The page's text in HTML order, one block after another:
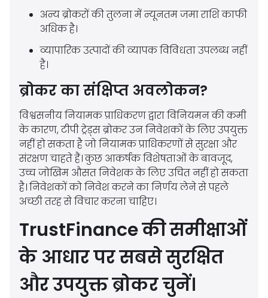
अन्य ब्रोकरों की तुलना में न्यूनतम जमा राशि काफी
अधिक है।
व्यापारिक उत्पादों की व्यापक विविधता उपलब्ध नहीं
है।
ब्रोकर का संक्षिप्त अवलोकन?
विश्वसनीय नियामक प्राधिकरण द्वारा विनियमन की कमी
के कारण, टीपी ट्रेड्स ब्रोकर उन निवेशकों के लिए उपयुक्त
नहीं हो सकता है जो नियामक प्राधिकरणों से सुरक्षा और
संरक्षण चाहते हैं। कुछ आकर्षक विशेषताओं के बावजूद,
उच्च जोखिम औसत निवेशक के लिए उचित नहीं हो सकता
है। निवेशकों को निवेश करने का निर्णय लेने से पहले
अच्छी तरह से विचार करना चाहिए।
TrustFinance की समीक्षाओं
के आधार पर सबसे सुरक्षित
और उपयुक्त ब्रोकर चुनें।